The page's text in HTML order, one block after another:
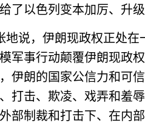
了以色列变本加厉、升级
说，伊朗现政权正处在
军事行动颠覆伊朗现政
伊朗的国家公信力和可
打击、欺凌、戏弄和羞
部制裁和打击下、在内